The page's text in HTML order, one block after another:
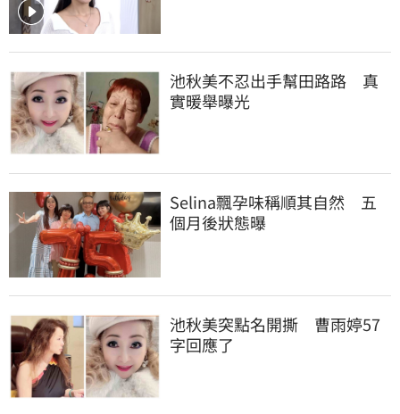
池秋美不忍出手幫田路路　真
實暖舉曝光
Selina飄孕味稱順其自然　五
個月後狀態曝
池秋美突點名開撕　曹雨婷57
字回應了